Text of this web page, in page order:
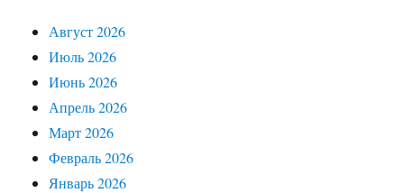
Август 2026
Июль 2026
Июнь 2026
Апрель 2026
Март 2026
Февраль 2026
Январь 2026